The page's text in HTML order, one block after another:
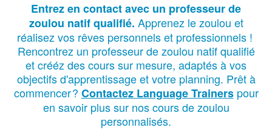
Entrez en contact avec un professeur de
zoulou natif qualifié. Apprenez le zoulou et
réalisez vos rêves personnels et professionnels !
Rencontrez un professeur de zoulou natif qualifié
et crééz des cours sur mesure, adaptés à vos
objectifs d'apprentissage et votre planning. Prêt à
commencer? Contactez Language Trainerspour
en savoir plus sur nos cours de zoulou
personnalisés.